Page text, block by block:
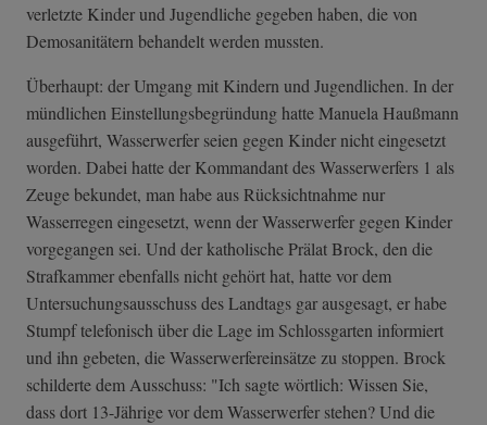
verletzte Kinder und Jugendliche gegeben haben, die von
Demosanitätern behandelt werden mussten.
Überhaupt: der Umgang mit Kindern und Jugendlichen. In der
mündlichen Einstellungsbegründung hatte Manuela Haußmann
ausgeführt, Wasserwerfer seien gegen Kinder nicht eingesetzt
worden. Dabei hatte der Kommandant des Wasserwerfers 1 als
Zeuge bekundet, man habe aus Rücksichtnahme nur
Wasserregen eingesetzt, wenn der Wasserwerfer gegen Kinder
vorgegangen sei. Und der katholische Prälat Brock, den die
Strafkammer ebenfalls nicht gehört hat, hatte vor dem
Untersuchungsausschuss des Landtags gar ausgesagt, er habe
Stumpf telefonisch über die Lage im Schlossgarten informiert
und ihn gebeten, die Wasserwerfereinsätze zu stoppen. Brock
schilderte dem Ausschuss: "Ich sagte wörtlich: Wissen Sie,
dass dort 13-Jährige vor dem Wasserwerfer stehen? Und die